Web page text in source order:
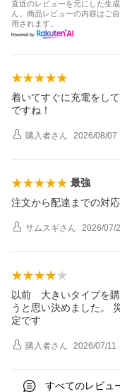
直近のレビューを元にした生
ん。商品レビューの内容はご
用されます。
着いてすぐに充電をし
ですね！
購入者さん 2026/08/07
最強
注文から配達までの対
サムスギさん 2026/07/
以前 大きいタイプを
うと思い決めました。
定です
購入者さん 2026/07/11
すべてのレビュ